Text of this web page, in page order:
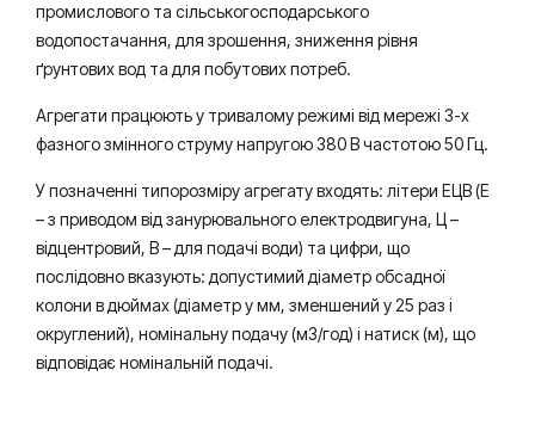
промислового та сільськогосподарського
водопостачання, для зрошення, зниження рівня
ґрунтових вод та для побутових потреб.
Агрегати працюють у тривалому режимі від мережі 3-х
фазного змінного струму напругою 380 В частотою 50 Гц.
У позначенні типорозміру агрегату входять: літери ЕЦВ (Е
– з приводом від занурювального електродвигуна, Ц –
відцентровий, В – для подачі води) та цифри, що
послідовно вказують: допустимий діаметр обсадної
колони в дюймах (діаметр у мм, зменшений у 25 раз і
округлений), номінальну подачу (м3/год) і натиск (м), що
відповідає номінальній подачі.